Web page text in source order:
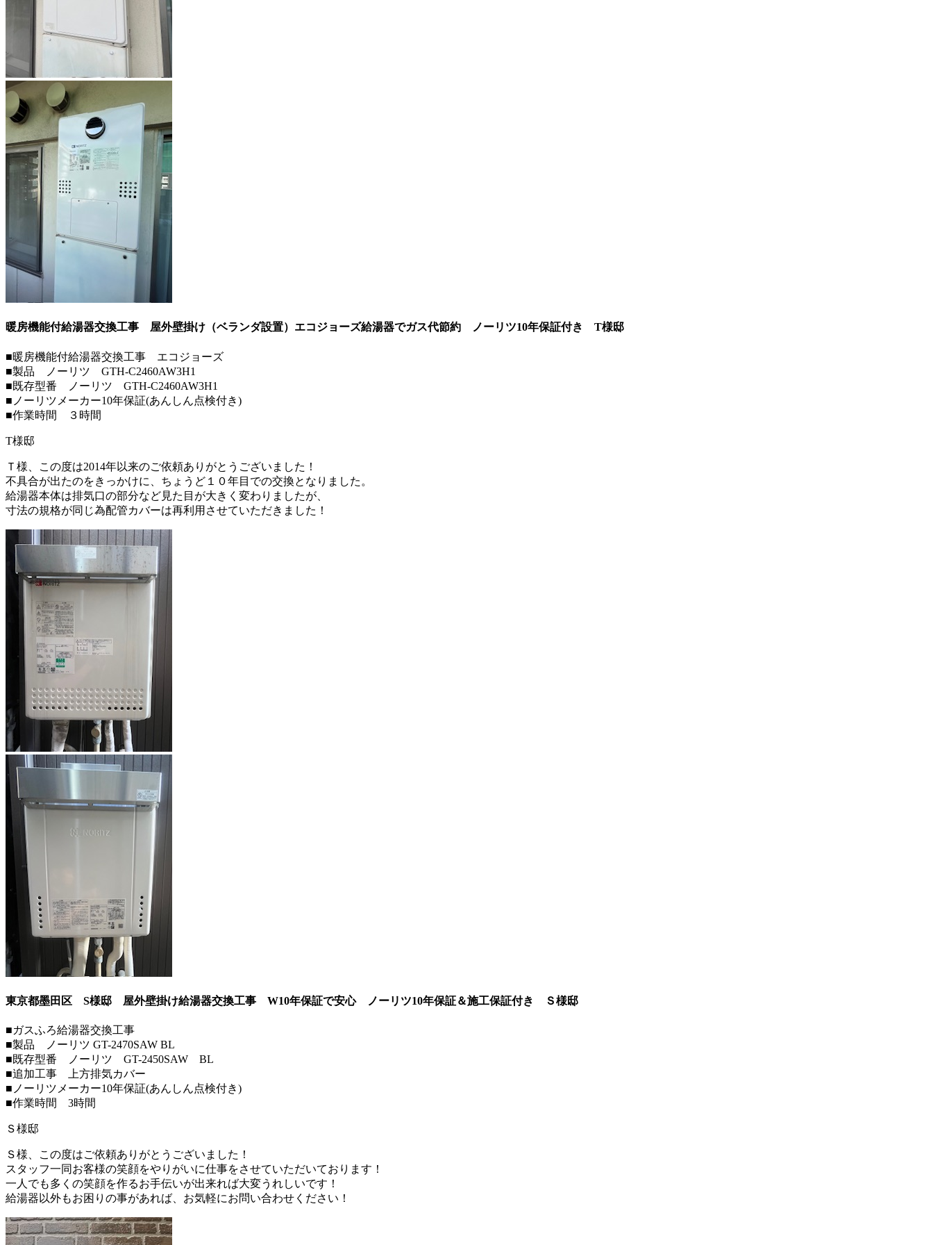
暖房機能付給湯器交換工事 屋外壁掛け（ベランダ設置）エコジョーズ給湯器でガス代節約 ノーリツ10年保証付き T様邸
■暖房機能付給湯器交換工事 エコジョーズ
■製品 ノーリツ GTH-C2460AW3H1
■既存型番 ノーリツ GTH-C2460AW3H1
■ノーリツメーカー10年保証(あんしん点検付き)
■作業時間 ３時間
T様邸
Ｔ様、この度は2014年以来のご依頼ありがとうございました！
不具合が出たのをきっかけに、ちょうど１０年目での交換となりました。
給湯器本体は排気口の部分など見た目が大きく変わりましたが、
寸法の規格が同じ為配管カバーは再利用させていただきました！
東京都墨田区 S様邸 屋外壁掛け給湯器交換工事 W10年保証で安心 ノーリツ10年保証＆施工保証付き Ｓ様邸
■ガスふろ給湯器交換工事
■製品 ノーリツ GT-2470SAW BL
■既存型番 ノーリツ GT-2450SAW BL
■追加工事 上方排気カバー
■ノーリツメーカー10年保証(あんしん点検付き)
■作業時間 3時間
Ｓ様邸
Ｓ様、この度はご依頼ありがとうございました！
スタッフ一同お客様の笑顔をやりがいに仕事をさせていただいております！
一人でも多くの笑顔を作るお手伝いが出来れば大変うれしいです！
給湯器以外もお困りの事があれば、お気軽にお問い合わせください！